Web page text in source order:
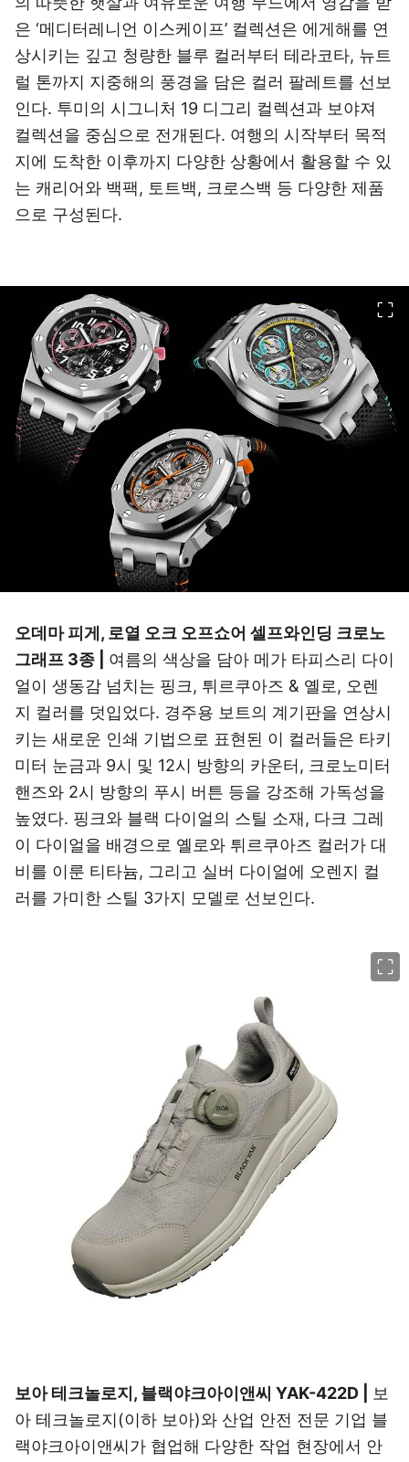
은 ‘메디터레니언 이스케이프’ 컬렉션은 에게해를 연
상시키는 깊고 청량한 블루 컬러부터 테라코타, 뉴트
럴 톤까지 지중해의 풍경을 담은 컬러 팔레트를 선보
인다. 투미의 시그니처 19 디그리 컬렉션과 보야져
컬렉션을 중심으로 전개된다. 여행의 시작부터 목적
지에 도착한 이후까지 다양한 상황에서 활용할 수 있
는 캐리어와 백팩, 토트백, 크로스백 등 다양한 제품
으로 구성된다.
오데마 피게, 로열 오크 오프쇼어 셀프와인딩 크로노
그래프 3종 | 여름의 색상을 담아 메가 타피스리 다이
얼이 생동감 넘치는 핑크, 튀르쿠아즈 & 옐로, 오렌
지 컬러를 덧입었다. 경주용 보트의 계기판을 연상시
키는 새로운 인쇄 기법으로 표현된 이 컬러들은 타키
미터 눈금과 9시 및 12시 방향의 카운터, 크로노미터
핸즈와 2시 방향의 푸시 버튼 등을 강조해 가독성을
높였다. 핑크와 블랙 다이얼의 스틸 소재, 다크 그레
이 다이얼을 배경으로 옐로와 튀르쿠아즈 컬러가 대
비를 이룬 티타늄, 그리고 실버 다이얼에 오렌지 컬
러를 가미한 스틸 3가지 모델로 선보인다.
보아 테크놀로지, 블랙야크아이앤씨 YAK-422D |
보
아 테크놀로지(이하 보아)와 산업 안전 전문 기업 블
랙야크아이앤씨가 협업해 다양한 작업 현장에서 안